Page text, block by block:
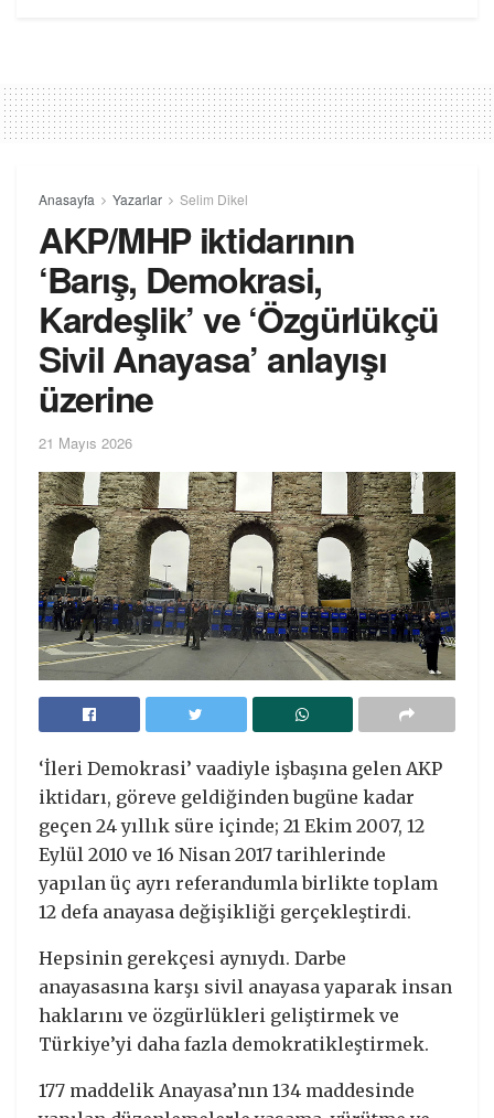
Anasayfa Yazarlar Selim Dikel
AKP/MHP iktidarının
‘Barış, Demokrasi,
Kardeşlik’ ve ‘Özgürlükçü
Sivil Anayasa’ anlayışı
üzerine
21 Mayıs 2026
‘İleri Demokrasi’ vaadiyle işbaşına gelen AKP
iktidarı, göreve geldiğinden bugüne kadar
geçen 24 yıllık süre içinde; 21 Ekim 2007, 12
Eylül 2010 ve 16 Nisan 2017 tarihlerinde
yapılan üç ayrı referandumla birlikte toplam
12 defa anayasa değişikliği gerçekleştirdi.
Hepsinin gerekçesi aynıydı. Darbe
anayasasına karşı sivil anayasa yaparak insan
haklarını ve özgürlükleri geliştirmek ve
Türkiye’yi daha fazla demokratikleştirmek.
177 maddelik Anayasa’nın 134 maddesinde